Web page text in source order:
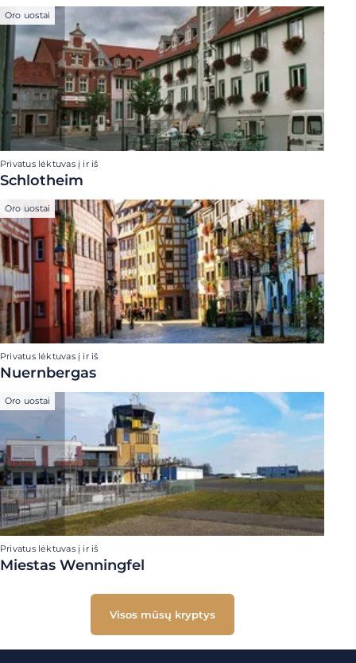
Oro uostai
Privatus lėktuvas į ir iš
Schlotheim
Oro uostai
Privatus lėktuvas į ir iš
Nuernbergas
Oro uostai
Privatus lėktuvas į ir iš
Miestas Wenningfel
Visos mūsų kryptys